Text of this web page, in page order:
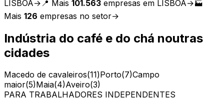
LISBOA→ 📍 Mais 101.563 empresas em LISBOA→🏭
Mais 126 empresas no setor→
Indústria do café e do chá noutras
cidades
Macedo de cavaleiros(11)Porto(7)Campo
maior(5)Maia(4)Aveiro(3)
PARA TRABALHADORES INDEPENDENTES